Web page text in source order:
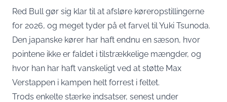
Red Bull gør sig klar til at afsløre køreropstillingerne
for 2026, og meget tyder på et farvel til Yuki Tsunoda.
Den japanske kører har haft endnu en sæson, hvor
pointene ikke er faldet i tilstrækkelige mængder, og
hvor han har haft vanskeligt ved at støtte Max
Verstappen i kampen helt forrest i feltet.
Trods enkelte stærke indsatser, senest under